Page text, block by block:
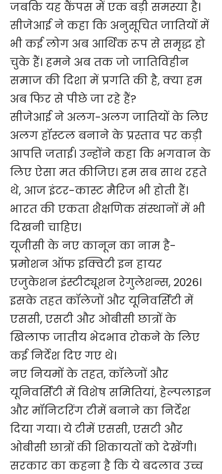
जबकि यह कैंपस में एक बड़ी समस्या है।
सीजेआई ने कहा कि अनुसूचित जातियों में
भी कई लोग अब आर्थिक रूप से समृद्ध हो
चुके हैं। हमने अब तक जो जातिविहीन
समाज की दिशा में प्रगति की है, क्या हम
अब फिर से पीछे जा रहे हैं?
सीजेआई ने अलग-अलग जातियों के लिए
अलग हॉस्टल बनाने के प्रस्ताव पर कड़ी
आपत्ति जताई। उन्होंने कहा कि भगवान के
लिए ऐसा मत कीजिए। हम सब साथ रहते
थे, आज इंटर-कास्ट मैरिज भी होती हैं।
भारत की एकता शैक्षणिक संस्थानों में भी
दिखनी चाहिए।
यूजीसी के नए कानून का नाम है-
प्रमोशन ऑफ इक्विटी इन हायर
एजुकेशन इंस्टीट्यूशन रेगुलेशन्स, 2026।
इसके तहत कॉलेजों और यूनिवर्सिटी में
एससी, एसटी और ओबीसी छात्रों के
खिलाफ जातीय भेदभाव रोकने के लिए
कई निर्देश दिए गए थे।
नए नियमों के तहत, कॉलेजों और
यूनिवर्सिटी में विशेष समितियां, हेल्पलाइन
और मॉनिटरिंग टीमें बनाने का निर्देश
दिया गया। ये टीमें एससी, एसटी और
ओबीसी छात्रों की शिकायतों को देखेंगी।
सरकार का कहना है कि ये बदलाव उच्च